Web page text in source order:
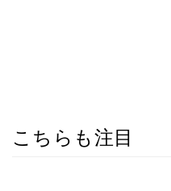
こちらも注目